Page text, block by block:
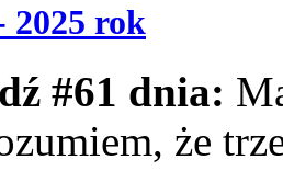
2025 rok
#61 dnia:
że